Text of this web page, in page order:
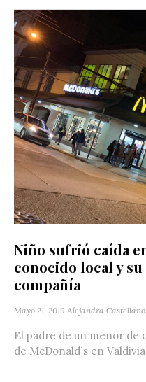
Niño sufrió caída
conocido local y
compañía
Mayo 21, 2019 Alejandra Castellano
El padre de un menor de
de McDonald´s en